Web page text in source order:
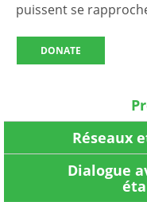
puissent se
DONATE
Réseaux
Dialogue